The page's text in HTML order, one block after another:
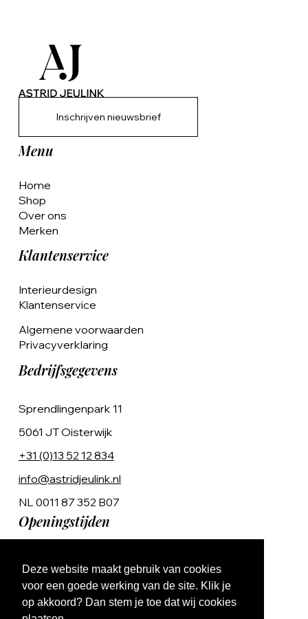
Deze website maakt gebruik van cookies
voor een goede werking van de site. Klik je
op akkoord? Dan stem je toe dat wij cookies
Inschrijven nieuwsbrief
Menu
Home
Shop
Over ons
Merken
Klantenservice
Interieurdesign
Klantenservice
Algemene voorwaarden
Privacyverklaring
Bedrijfsgegevens
Sprendlingenpark 11
5061 JT Oisterwijk
+31 (0)13 52 12 834
info@astridjeulink.nl
NL 0011 87 352 B07
Openingstijden
Ma t/m Vr 9:00 - 17:00